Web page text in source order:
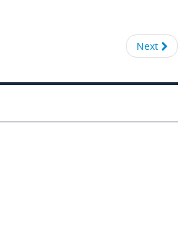
Next